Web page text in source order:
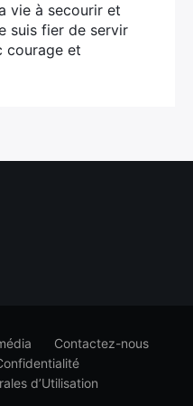
vie à secourir et
suis fier de servir
courage et
Contactez-nous
d’Utilisation